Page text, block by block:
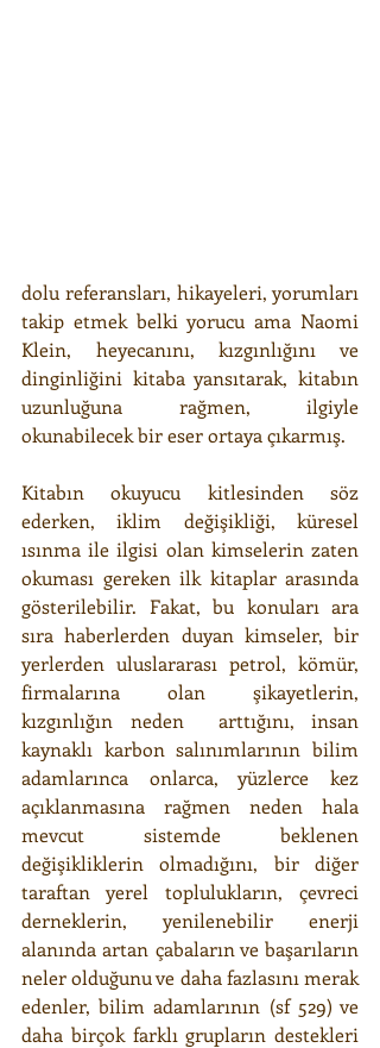
dolu referansları, hikayeleri, yorumları
takip etmek belki yorucu ama Naomi
Klein, heyecanını, kızgınlığını ve
dinginliğini kitaba yansıtarak, kitabın
uzunluğuna rağmen, ilgiyle
okunabilecek bir eser ortaya çıkarmış.
Kitabın okuyucu kitlesinden söz
ederken, iklim değişikliği, küresel
ısınma ile ilgisi olan kimselerin zaten
okuması gereken ilk kitaplar arasında
gösterilebilir. Fakat, bu konuları ara
sıra haberlerden duyan kimseler, bir
yerlerden uluslararası petrol, kömür,
firmalarına olan şikayetlerin,
kızgınlığın neden  arttığını, insan
kaynaklı karbon salınımlarının bilim
adamlarınca onlarca, yüzlerce kez
açıklanmasına rağmen neden hala
mevcut sistemde beklenen
değişikliklerin olmadığını, bir diğer
taraftan yerel toplulukların, çevreci
derneklerin, yenilenebilir enerji
alanında artan çabaların ve başarıların
neler olduğunu ve daha fazlasını merak
edenler, bilim adamlarının (sf 529) ve
daha birçok farklı grupların destekleri